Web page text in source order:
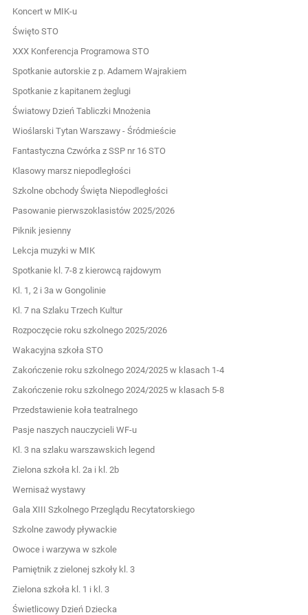
Koncert w MIK-u
Święto STO
XXX Konferencja Programowa STO
Spotkanie autorskie z p. Adamem Wajrakiem
Spotkanie z kapitanem żeglugi
Światowy Dzień Tabliczki Mnożenia
Wioślarski Tytan Warszawy - Śródmieście
Fantastyczna Czwórka z SSP nr 16 STO
Klasowy marsz niepodległości
Szkolne obchody Święta Niepodległości
Pasowanie pierwszoklasistów 2025/2026
Piknik jesienny
Lekcja muzyki w MIK
Spotkanie kl. 7-8 z kierowcą rajdowym
Kl. 1, 2 i 3a w Gongolinie
Kl. 7 na Szlaku Trzech Kultur
Rozpoczęcie roku szkolnego 2025/2026
Wakacyjna szkoła STO
Zakończenie roku szkolnego 2024/2025 w klasach 1-4
Zakończenie roku szkolnego 2024/2025 w klasach 5-8
Przedstawienie koła teatralnego
Pasje naszych nauczycieli WF-u
Kl. 3 na szlaku warszawskich legend
Zielona szkoła kl. 2a i kl. 2b
Wernisaż wystawy
Gala XIII Szkolnego Przeglądu Recytatorskiego
Szkolne zawody pływackie
Owoce i warzywa w szkole
Pamiętnik z zielonej szkoły kl. 3
Zielona szkoła kl. 1 i kl. 3
Świetlicowy Dzień Dziecka